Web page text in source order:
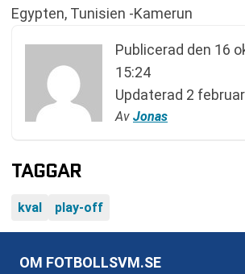
Egypten, Tunisien -Kamerun
Publicerad den 16
15:24
Updaterad 2
Av Jonas
TAGGAR
kval play-off
OM FOTBOLLSVM.SE